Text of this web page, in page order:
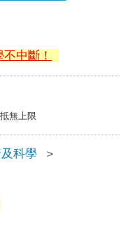
中斷！
無上限
科學
＞